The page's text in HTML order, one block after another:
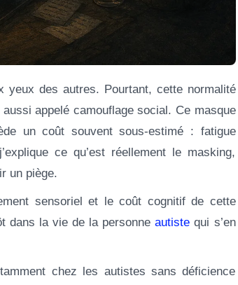
aussi appelé camouflage social. Ce masque
un coût souvent sous-estimé : fatigue
ce qu’est réellement le masking,
un piège.
sensoriel et le coût cognitif de cette
dans la vie de la personneautiste qui s’en
chez les autistes sans déficience